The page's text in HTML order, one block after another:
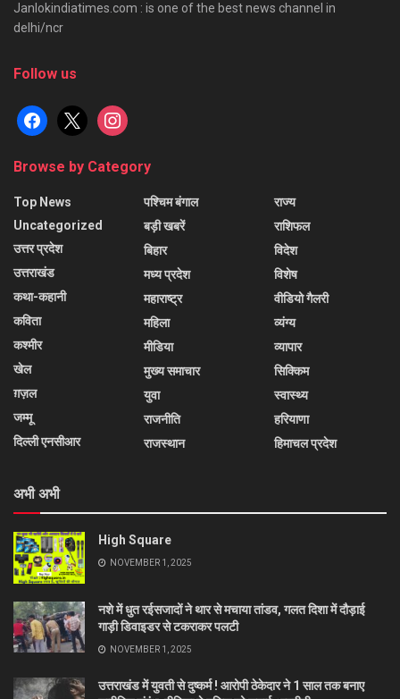
Janlokindiatimes.com : is one of the best news channel in
delhi/ncr
Follow us
facebook
x instagram
Browse by Category
Top News
Uncategorized
उत्तर प्रदेश
उत्तराखंड
कथा-कहानी
कविता
कश्मीर
खेल
ग़ज़ल
जम्मू
दिल्ली एनसीआर
पश्चिम बंगाल
बड़ी खबरें
बिहार
मध्य प्रदेश
महाराष्ट्र
महिला
मीडिया
मुख्य समाचार
युवा
राजनीति
राजस्थान
राज्य
राशिफल
विदेश
विशेष
वीडियो गैलरी
व्यंग्य
व्यापार
सिक्किम
स्वास्थ्य
हरियाणा
हिमाचल प्रदेश
अभी अभी
High Square
NOVEMBER 1, 2025
नशे में धुत रईसजादों ने थार से मचाया तांडव, गलत दिशा में दौड़ाई
गाड़ी डिवाइडर से टकराकर पलटी
NOVEMBER 1, 2025
उत्तराखंड में युवती से दुष्कर्म ! आरोपी ठेकेदार ने 1 साल तक बनाए